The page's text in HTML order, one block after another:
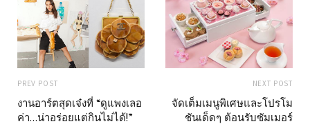
PREV POST
งานอาร์ตสุดเจ๋งที่ “ดูแพงเลอ
ค่า…น่าอร่อยแต่กินไม่ได้!”
NEXT POST
จัดเต็มเมนูพิเศษและโปรโม
ชันเด็ดๆ ต้อนรับซัมเมอร์